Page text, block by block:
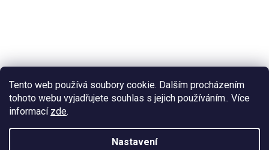
Tento web používá soubory cookie. Dalším procházením
tohoto webu vyjadřujete souhlas s jejich používáním.. Více
informací zde.
Nastavení